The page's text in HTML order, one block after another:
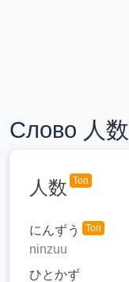
Слово 人数
人数 Топ
にんずう Топ
ninzuu
ひとかず